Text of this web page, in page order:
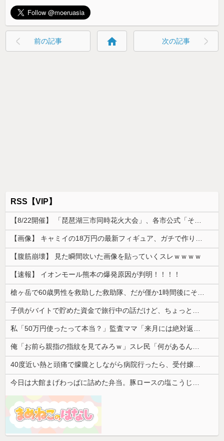
前の記事 home 次の記事
RSS【VIP】
【腹筋崩壊】 見た瞬間吹いた画像を貼っていくスレｗｗｗｗ
【速報】 イオンモール熊本の爆発原因が判明！！！！